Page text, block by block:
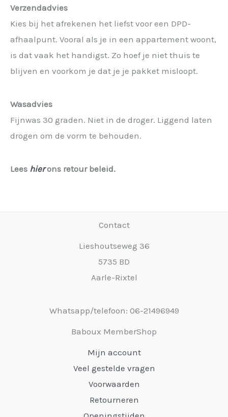
Verzendadvies
Kies bij het afrekenen het liefst voor een DPD-
afhaalpunt. Vooral als je in een appartement woont,
is dat vaak het handigst. Zo hoef je niet thuis te
blijven en voorkom je dat je je pakket misloopt.
Wasadvies
Fijnwas 30 graden. Niet in de droger. Liggend laten
drogen om de vorm te behouden.
Lees hierons retour beleid.
Contact
Lieshoutseweg 36
5735 BD
Aarle-Rixtel
Whatsapp/telefoon: 06-21496949
Baboux MemberShop
Mijn account
Veel gestelde vragen
Voorwaarden
Retourneren